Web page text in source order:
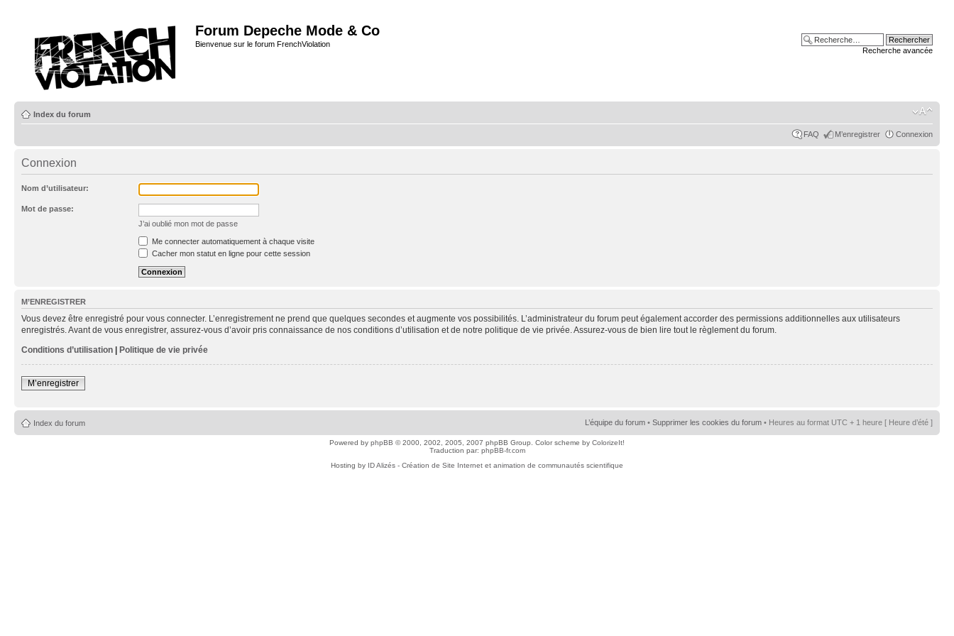
Forum Depeche Mode & Co
Bienvenue sur le forum FrenchViolation
Recherche avancée
Index du forum
FAQ M’enregistrer Connexion
Connexion
Nom d’utilisateur:
Mot de passe:
J’ai oublié mon mot de passe
Me connecter automatiquement à chaque visite
Cacher mon statut en ligne pour cette session
M’ENREGISTRER
Vous devez être enregistré pour vous connecter. L’enregistrement ne prend que quelques secondes et augmente vos possibilités. L’administrateur du forum peut également accorder des permissions additionnelles aux utilisateurs
enregistrés. Avant de vous enregistrer, assurez-vous d’avoir pris connaissance de nos conditions d’utilisation et de notre politique de vie privée. Assurez-vous de bien lire tout le règlement du forum.
Conditions d’utilisation | Politique de vie privée
M’enregistrer
Index du forum L’équipe du forum • Supprimer les cookies du forum • Heures au format UTC + 1 heure [ Heure d’été ]
Powered by phpBB © 2000, 2002, 2005, 2007 phpBB Group. Color scheme by ColorizeIt!
Traduction par: phpBB-fr.com
Hosting by ID Alizés - Création de Site Internet et animation de communautés scientifique